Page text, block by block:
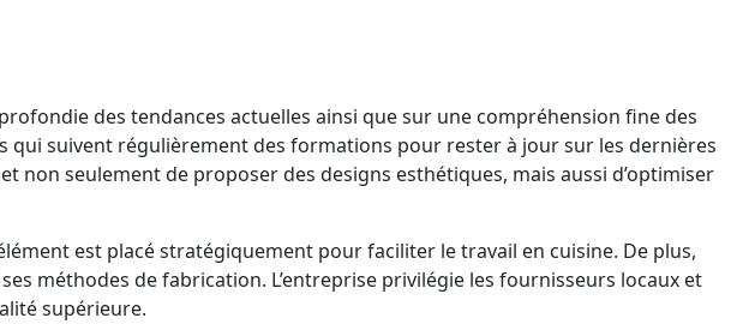
des tendances actuelles ainsi que sur une compréhension fine des
qui suivent régulièrement des formations pour rester à jour sur les dernières
non seulement de proposer des designs esthétiques, mais aussi d’optimiser
est placé stratégiquement pour faciliter le travail en cuisine. De plus,
méthodes de fabrication. L’entreprise privilégie les fournisseurs locaux et
supérieure.